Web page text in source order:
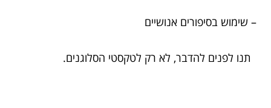
– שימוש בסיפורים אנושיים
תנו לפנים להדבר, לא רק לטקסטי הסלוגנים.